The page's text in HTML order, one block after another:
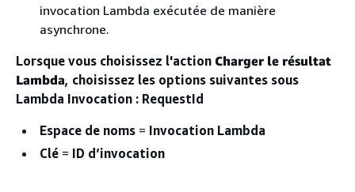
invocation Lambda exécutée de manière
asynchrone.
Lorsque vous choisissez l'action Charger le résultat
Lambda, choisissez les options suivantes sous
Lambda Invocation : RequestId
Espace de noms = Invocation Lambda
Clé = ID d’invocation